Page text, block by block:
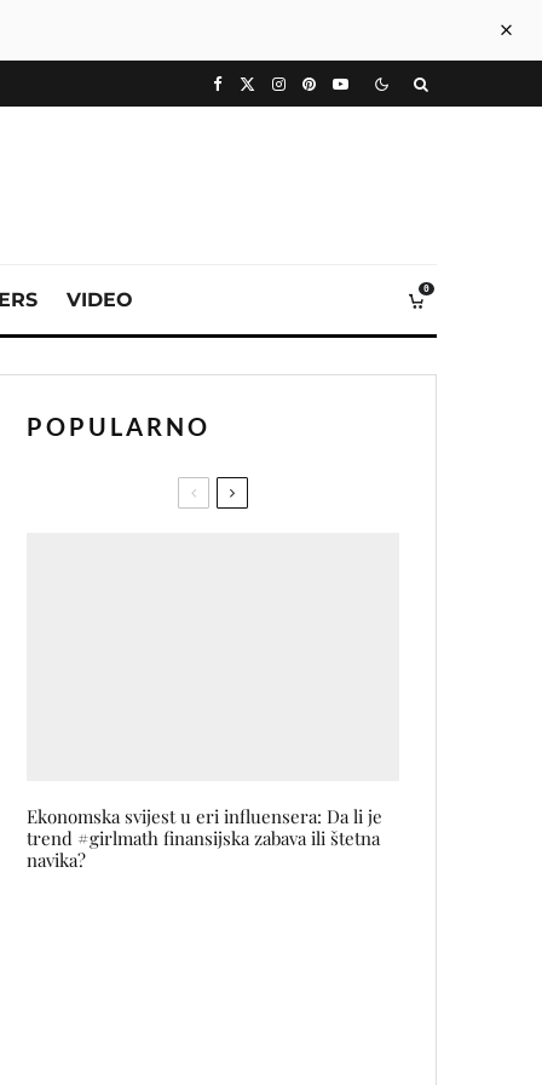
VIDEO 0
POPULARNO
Ekonomska svijest u eri influensera: Da li je
trend #girlmath finansijska zabava ili štetna
navika?